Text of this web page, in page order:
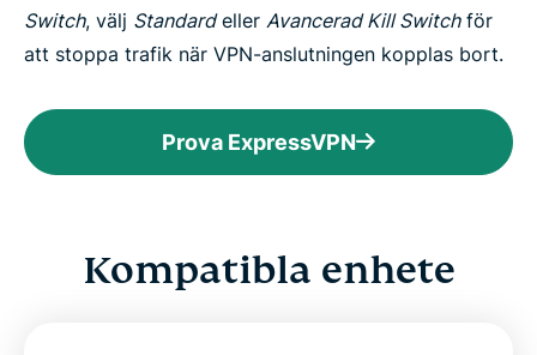
Switch, välj Standardeller Avancerad Kill Switchför
att stoppa trafik när VPN-anslutningen kopplas bort.
Prova ExpressVPN
Kompatibla enhete